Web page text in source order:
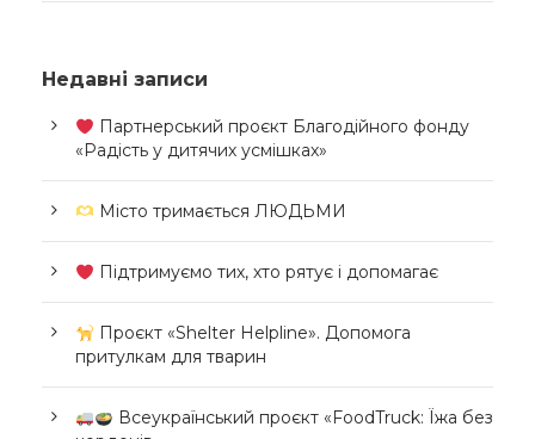
Недавні записи
Партнерський проєкт Благодійного фонду
«Радість у дитячих усмішках»
Місто тримається ЛЮДЬМИ
Підтримуємо тих, хто рятує і допомагає
Проєкт «Shelter Helpline». Допомога
притулкам для тварин
Всеукраїнський проєкт «FoodTruck: Їжа без